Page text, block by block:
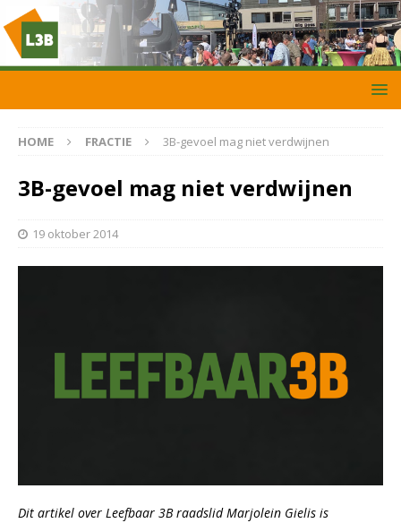
HOME FRACTIE 3B-gevoel mag niet verdwijnen
3B-gevoel mag niet verdwijnen
19 oktober 2014
Dit artikel over Leefbaar 3B raadslid Marjolein Gielis is